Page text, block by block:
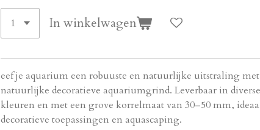
In winkelwagen
eef je aquarium een robuuste en natuurlijke uitstraling
natuurlijke decoratieve aquariumgrind. Leverbaar in
kleuren en met een grove korrelmaat van 30–50 mm,
decoratieve toepassingen en aquascaping.